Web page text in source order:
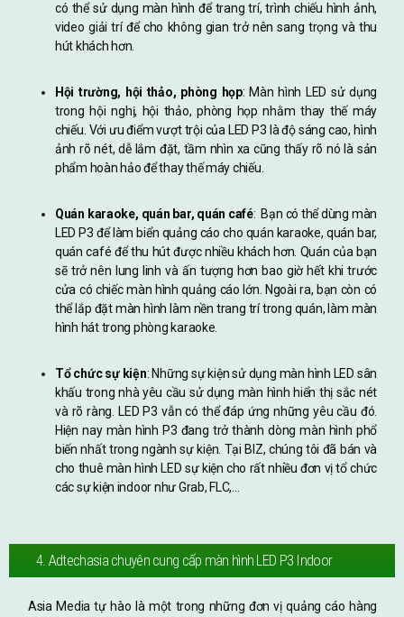
có thể sử dụng màn hình để trang trí, trình chiếu hình ảnh,
video giải trí để cho không gian trở nên sang trọng và thu
hút khách hơn.
Hội trường, hội thảo, phòng họp: Màn hình LED sử dụng
trong hội nghị, hội thảo, phòng họp nhằm thay thế máy
chiếu. Với ưu điểm vượt trội của LED P3 là độ sáng cao, hình
ảnh rõ nét, dễ lắm đặt, tầm nhìn xa cũng thấy rõ nó là sản
phẩm hoàn hảo để thay thế máy chiếu.
Quán karaoke, quán bar, quán café: Bạn có thể dùng màn
LED P3 để làm biển quảng cáo cho quán karaoke, quán bar,
quán café để thu hút được nhiều khách hơn. Quán của bạn
sẽ trở nên lung linh và ấn tượng hơn bao giờ hết khi trước
cửa có chiếc màn hình quảng cáo lớn. Ngoài ra, bạn còn có
thể lắp đặt màn hình làm nền trang trí trong quán, làm màn
hình hát trong phòng karaoke.
Tổ chức sự kiện: Những sự kiện sử dụng màn hình LED sân
khấu trong nhà yêu cầu sử dụng màn hình hiển thị sắc nét
và rõ ràng. LED P3 vẫn có thể đáp ứng những yêu cầu đó.
Hiện nay màn hình P3 đang trở thành dòng màn hình phổ
biến nhất trong ngành sự kiện. Tại BIZ, chúng tôi đã bán và
cho thuê màn hình LED sự kiện cho rất nhiều đơn vị tổ chức
các sự kiện indoor như Grab, FLC,…
4. Adtechasia chuyên cung cấp màn hình LED P3 Indoor
Asia Media tự hào là một trong những đơn vị quảng cáo hàng